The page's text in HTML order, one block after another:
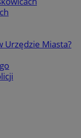
Urzędzie Miasta?